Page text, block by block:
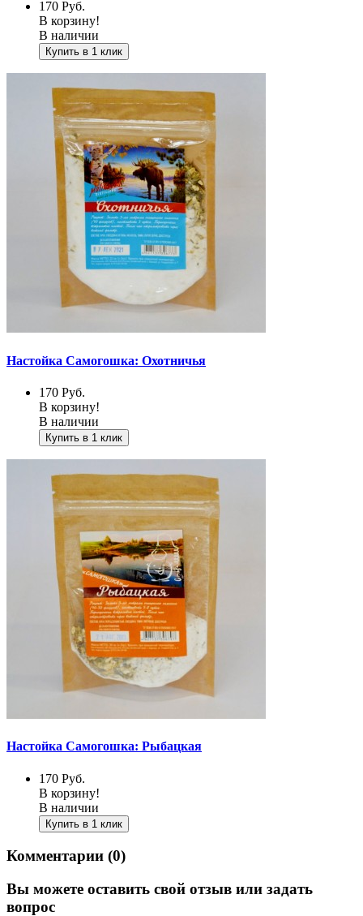
170 Руб.
В корзину!
В наличии
Купить в 1 клик
Настойка Самогошка: Охотничья
170 Руб.
В корзину!
В наличии
Купить в 1 клик
Настойка Самогошка: Рыбацкая
170 Руб.
В корзину!
В наличии
Купить в 1 клик
Комментарии (0)
Вы можете оставить свой отзыв или задать
вопрос